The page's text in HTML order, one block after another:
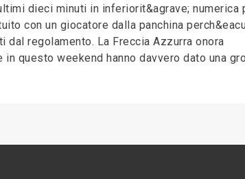
dieci minuti in inferiorit&agrave; numerica
con un giocatore dalla panchina
regolamento. La Freccia Azzurra onora
questo weekend hanno davvero dato una